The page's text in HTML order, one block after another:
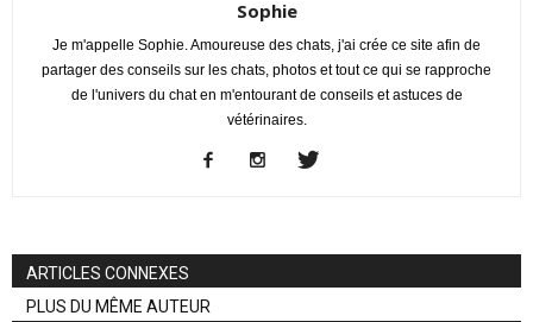
Sophie
Je m'appelle Sophie. Amoureuse des chats, j'ai crée ce site afin de
partager des conseils sur les chats, photos et tout ce qui se rapproche
de l'univers du chat en m'entourant de conseils et astuces de
vétérinaires.
ARTICLES CONNEXES
PLUS DU MÊME AUTEUR